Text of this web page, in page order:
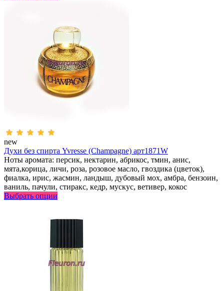
new
Духи без спирта Yvresse (Champagne) арт1871W
Ноты аромата: персик, нектарин, абрикос, тмин, анис,
мята,корица, личи, роза, розовое масло, гвоздика (цветок),
фиалка, ирис, жасмин, ландыш, дубовый мох, амбра, бензоин,
ваниль, пачули, стиракс, кедр, мускус, ветивер, кокос
Выбрать опции